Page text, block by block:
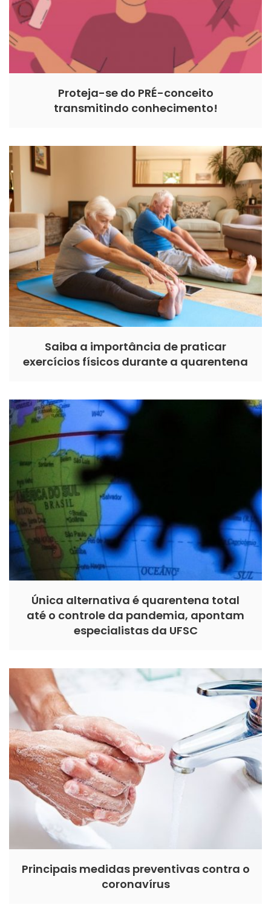
Proteja-se do PRÉ-conceito
transmitindo conhecimento!
Saiba a importância de praticar
exercícios físicos durante a quarentena
Única alternativa é quarentena total
até o controle da pandemia, apontam
especialistas da UFSC
Principais medidas preventivas contra o
coronavírus